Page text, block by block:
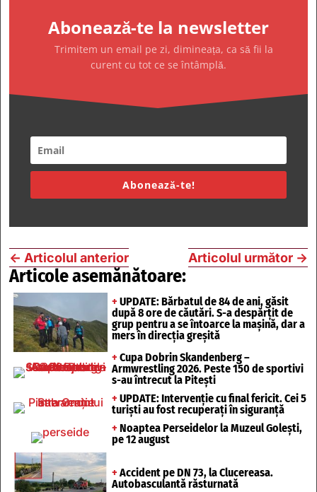
Abonează-te la newsletter
Trimitem un email pe zi, dimineața, ca să fii la
curent cu tot ce se întâmplă.
Abonează-te!
← Articolul anterior Articolul următor →
Articole asemănătoare:
+ UPDATE: Bărbatul de 84 de ani, găsit
după 8 ore de căutări. S-a despărțit de
grup pentru a se întoarce la mașină, dar a
mers în direcția greșită
+ Cupa Dobrin Skandenberg –
Armwrestling 2026. Peste 150 de sportivi
s-au întrecut la Pitești
+ UPDATE: Intervenție cu final fericit. Cei 5
turiști au fost recuperați în siguranță
+ Noaptea Perseidelor la Muzeul Golești,
pe 12 august
+ Accident pe DN 73, la Clucereasa.
Autobasculantă răsturnată